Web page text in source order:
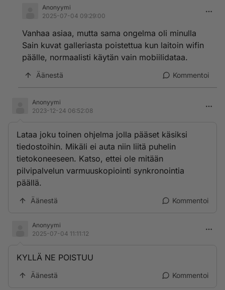
Anonyymi
2025-07-04 09:29:00
Vanhaa asiaa, mutta sama ongelma oli minulla
Sain kuvat galleriasta poistettua kun laitoin wifin
päälle, normaalisti käytän vain mobiilidataa.
Äänestä Kommentoi
Anonyymi
2023-12-24 06:52:08
Lataa joku toinen ohjelma jolla pääset käsiksi
tiedostoihin. Mikäli ei auta niin liitä puhelin
tietokoneeseen. Katso, ettei ole mitään
pilvipalvelun varmuuskopiointi synkronointia
päällä.
Äänestä Kommentoi
Anonyymi
2025-07-04 11:11:12
KYLLÄ NE POISTUU
Äänestä Kommentoi